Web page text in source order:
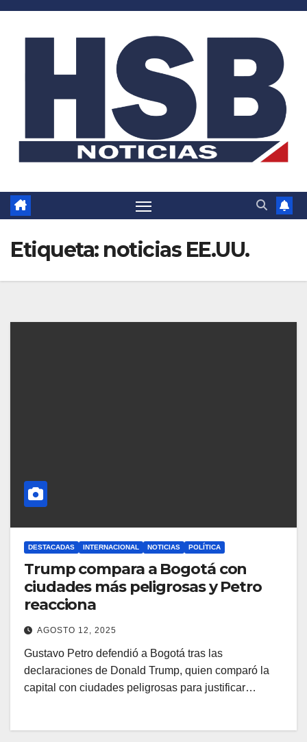
Saltar
Etiqueta: noticias EE.UU.
DESTACADAS INTERNACIONAL NOTICIAS POLÍTICA
Trump compara a Bogotá con
ciudades más peligrosas y Petro
reacciona
AGOSTO 12, 2025
Gustavo Petro defendió a Bogotá tras las
declaraciones de Donald Trump, quien comparó la
capital con ciudades peligrosas para justificar…